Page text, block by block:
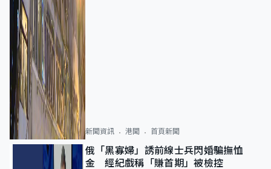
新聞資訊 港聞 首頁新聞
俄「黑寡婦」誘前線士兵閃婚騙撫恤
金 經紀戲稱「賺首期」被檢控